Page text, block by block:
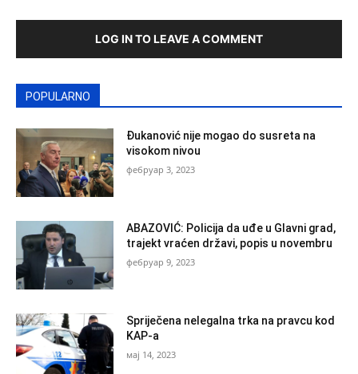
LOG IN TO LEAVE A COMMENT
POPULARNO
Đukanović nije mogao do susreta na
visokom nivou
фебруар 3, 2023
ABAZOVIĆ: Policija da uđe u Glavni grad,
trajekt vraćen državi, popis u novembru
фебруар 9, 2023
Spriječena nelegalna trka na pravcu kod
KAP-a
мај 14, 2023